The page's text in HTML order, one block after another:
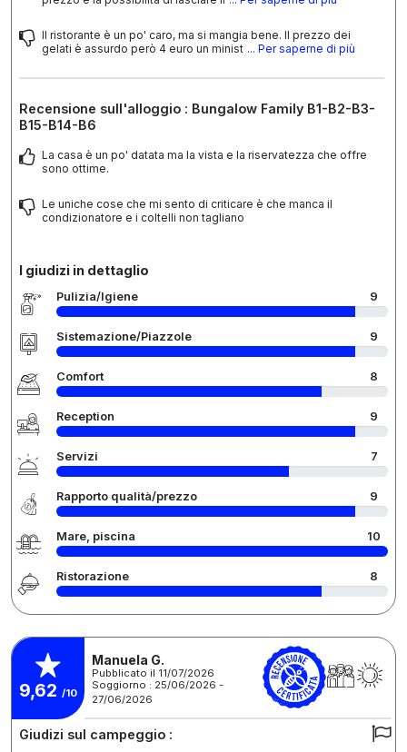
Il ristorante è un po' caro, ma si mangia bene. Il prezzo dei
gelati è assurdo però 4 euro un minist ... Per saperne di più
Recensione sull'alloggio : Bungalow Family B1-B2-B3-
B15-B14-B6
La casa è un po' datata ma la vista e la riservatezza che offre
sono ottime.
Le uniche cose che mi sento di criticare è che manca il
condizionatore e i coltelli non tagliano
I giudizi in dettaglio
Pulizia/Igiene 9
Sistemazione/Piazzole 9
Comfort 8
Reception 9
Servizi 7
Rapporto qualità/prezzo 9
Mare, piscina 10
Ristorazione 8
9,62 /10
Manuela G.
Pubblicato il 11/07/2026
Soggiorno : 25/06/2026 -
27/06/2026
Giudizi sul campeggio :